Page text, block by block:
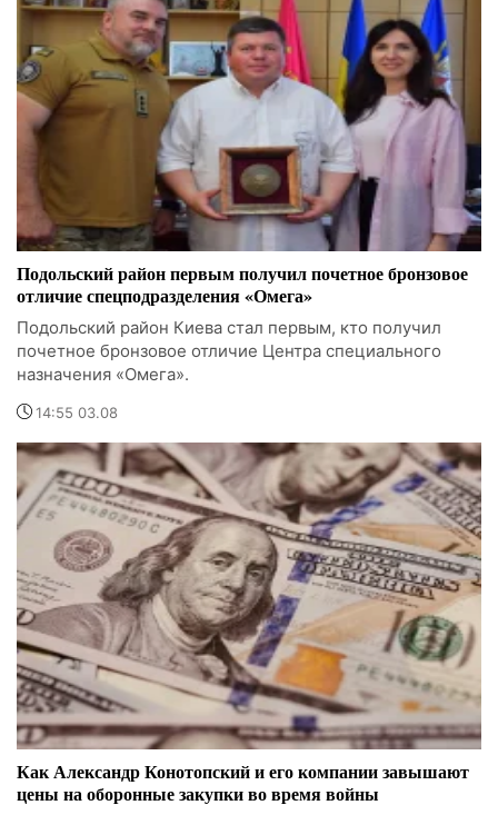
Подольский район первым получил почетное бронзовое
отличие спецподразделения «Омега»
Подольский район Киева стал первым, кто получил
почетное бронзовое отличие Центра специального
назначения «Омега».
14:55 03.08
Как Александр Конотопский и его компании завышают
цены на оборонные закупки во время войны